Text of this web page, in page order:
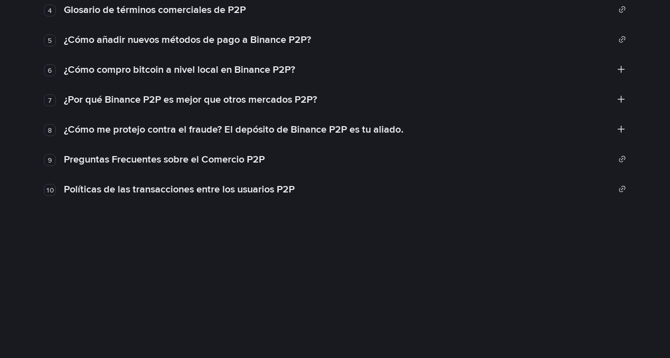
4 Glosario de términos comerciales de P2P
5 ¿Cómo añadir nuevos métodos de pago a Binance P2P?
6 ¿Cómo compro bitcoin a nivel local en Binance P2P?
7 ¿Por qué Binance P2P es mejor que otros mercados P2P?
8 ¿Cómo me protejo contra el fraude? El depósito de Binance P2P es tu aliado.
9 Preguntas Frecuentes sobre el Comercio P2P
10 Políticas de las transacciones entre los usuarios P2P